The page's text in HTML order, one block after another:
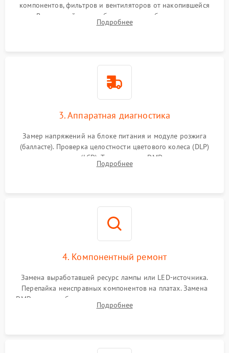
компонентов, фильтров и вентиляторов от накопившейся
пыли. Визуальный осмотр блока питания, балласта лампы и
материнской платы на наличие прогаров или вздутых
Подробнее
3. Аппаратная диагностика
Замер напряжений на блоке питания и модуле розжига
(балласте). Проверка целостности цветового колеса (DLP)
или поляризаторов (LCD). Тестирование DMD-чипа, датчиков
температуры и оптопар с помощью мультиметра и
Подробнее
4. Компонентный ремонт
Замена выработавшей ресурс лампы или LED-источника.
Перепайка неисправных компонентов на платах. Замена
DMD-чипа при битых пикселях, установка нового цветового
колеса или восстановление сгоревших поляризационных
Подробнее